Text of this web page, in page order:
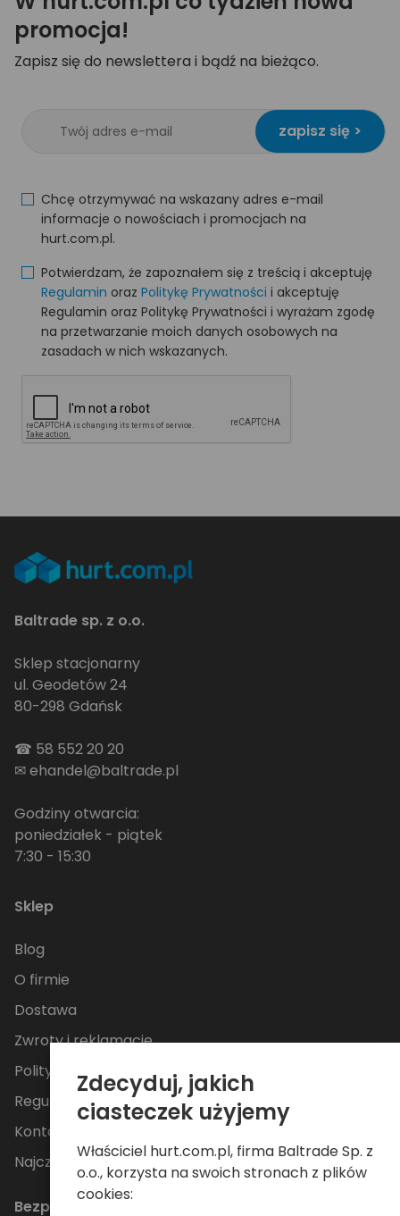
promocja!
Zapisz się do newslettera i bądź na bieżąco.
zapisz się >
Chcę otrzymywać na wskazany adres e-mail
informacje o nowościach i promocjach na
hurt.com.pl.
Potwierdzam, że zapoznałem się z treścią i akceptuję
Regulamin oraz Politykę Prywatności i akceptuję
Regulamin oraz Politykę Prywatności i wyrażam zgodę
na przetwarzanie moich danych osobowych na
zasadach w nich wskazanych.
Baltrade sp. z o.o.
Sklep stacjonarny
ul. Geodetów 24
80-298 Gdańsk
☎ 58 552 20 20
✉ehandel@baltrade.pl
Godziny otwarcia:
poniedziałek - piątek
7:30 - 15:30
Sklep
Blog
O firmie
Dostawa
Zwroty i reklamacje
Polityka Prywatności
Regulamin
Kontakt
Najczęściej zadawane pytania
Bezpieczne płatności
Zdecyduj, jakich
ciasteczek użyjemy
Właściciel hurt.com.pl, firma Baltrade Sp. z
o.o., korzysta na swoich stronach z plików
cookies: